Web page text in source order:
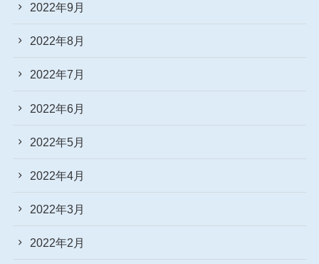
2022年9月
2022年8月
2022年7月
2022年6月
2022年5月
2022年4月
2022年3月
2022年2月